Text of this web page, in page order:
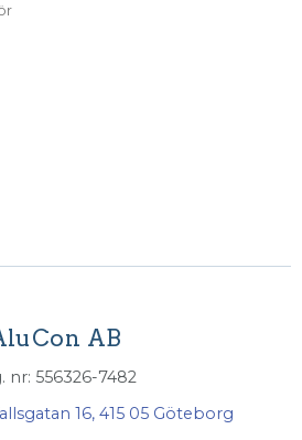
AB
nr: 556326-7482
16, 415 05 Göteborg